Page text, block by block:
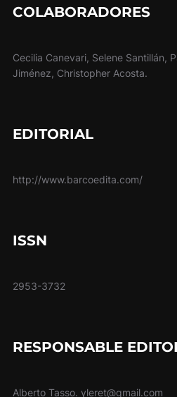
COLABORADORES
Cecilia Canevari, Selene Santillán,
Jiménez, Christopher Acosta.
EDITORIAL
http://www.barcoedita.com/
ISSN
2953-3732
RESPONSABLE
Alberto Tasso. yleret@gmail.com